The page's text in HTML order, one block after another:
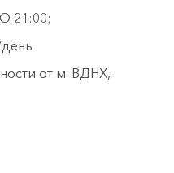
21:00;
от м. ВДНХ,